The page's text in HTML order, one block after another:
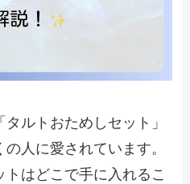
ルトおためしセット」
人に愛されています。
はどこで手に入れるこ